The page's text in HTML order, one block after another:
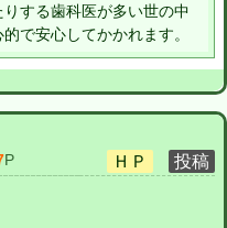
する歯科医が多い世の中
で安心してかかれます。
P